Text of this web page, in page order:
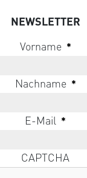
NEWSLETTER
Vorname *
Nachname *
E-Mail *
CAPTCHA